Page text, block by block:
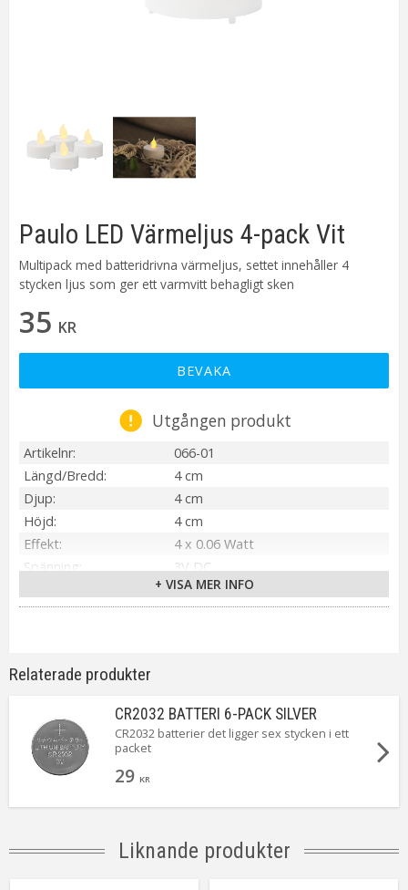
Paulo LED Värmeljus 4-pack Vit
Multipack med batteridrivna värmeljus, settet innehåller 4
stycken ljus som ger ett varmvitt behagligt sken
35 KR
BEVAKA
Utgången produkt
Artikelnr
066-01
Längd/Bredd
4 cm
Djup
4 cm
Höjd
4 cm
Effekt
4 x 0.06 Watt
Spänning
3V DC
Vit
Ljuskälla
Ingår LED
Livslängd
Brytare: Av/På
Batteri
4 st CR2032 Ingår ca.80h
Spänning Ljuskälla
Tillverkare
+ VISA MER INFO
Relaterade produkter
CR2032 BATTERI 6-PACK SILVER
CR2032 batterier det ligger sex stycken i ett
packet
29 KR
Liknande produkter